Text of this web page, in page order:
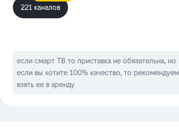
221 каналов
если смарт ТВ то приставка не обязательна, но
если вы хотите 100% качество, то рекомендуем
взять ее в аренду